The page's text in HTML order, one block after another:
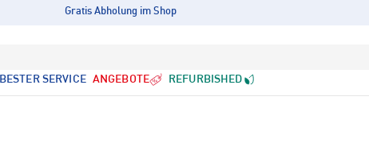
Gratis Abholung im Shop
BESTER SERVICE ANGEBOTE REFURBISHED